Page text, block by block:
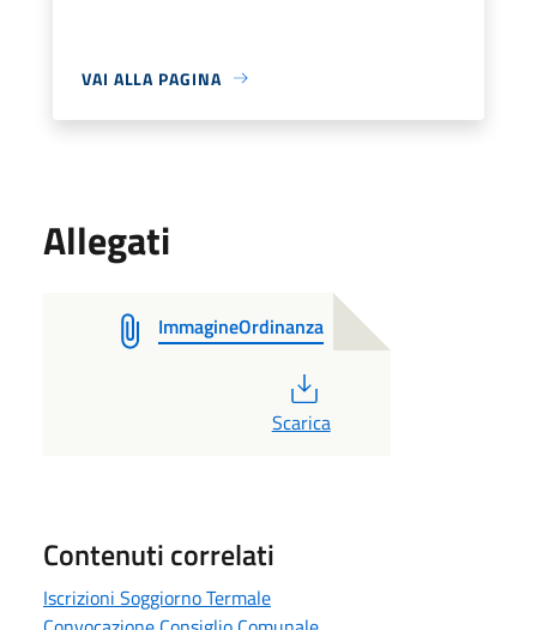
VAI ALLA PAGINA
Allegati
ImmagineOrdinanza
Scarica
Contenuti correlati
Iscrizioni Soggiorno Termale